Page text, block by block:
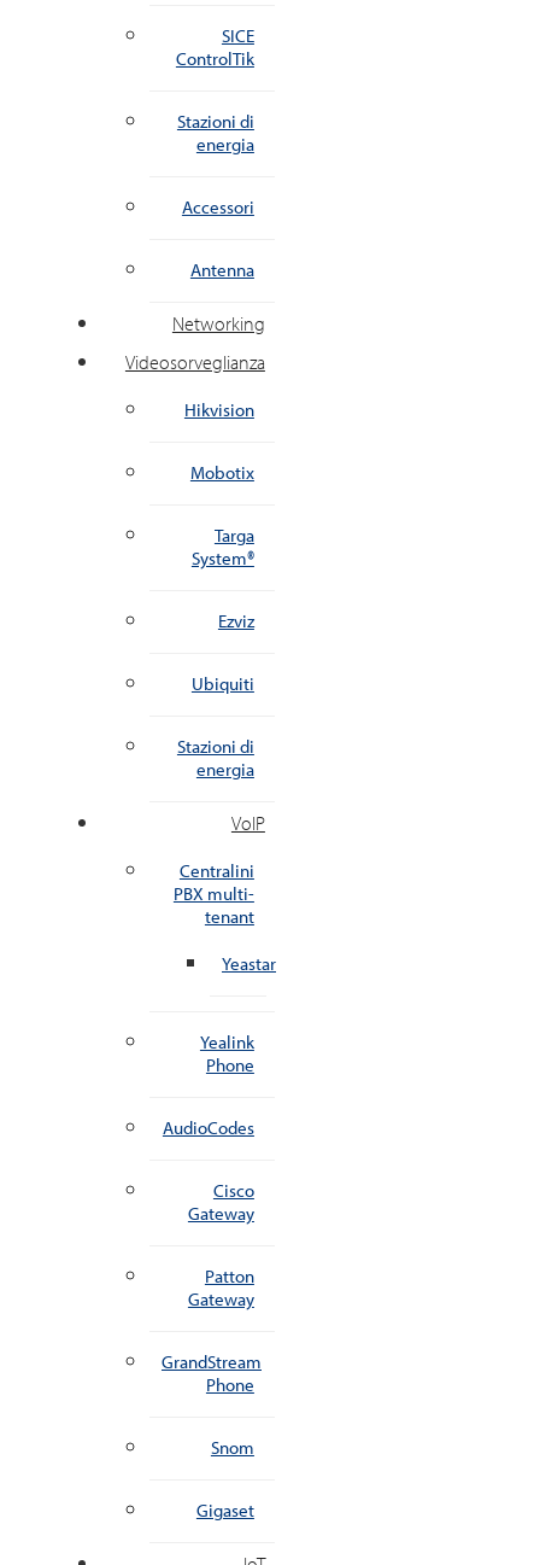
SICE
ControlTik
Stazioni di
energia
Accessori
Antenna
Networking
Videosorveglianza
Hikvision
Mobotix
Targa
System®
Ezviz
Ubiquiti
Stazioni di
energia
VoIP
Centralini
PBX multi-
tenant
Yeastar
Yealink
Phone
AudioCodes
Cisco
Gateway
Patton
Gateway
GrandStream
Phone
Snom
Gigaset